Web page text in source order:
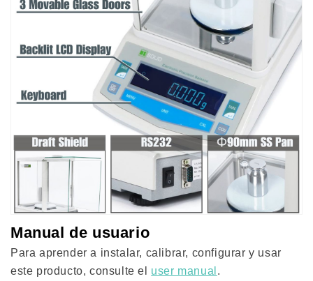
Manual de usuario
Para aprender a instalar, calibrar, configurar y usar
este producto, consulte el user manual .